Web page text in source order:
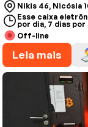
Nikis 46, Nicósia
Esse caixa
por dia, 7 dias por
Off-line
Leia mais